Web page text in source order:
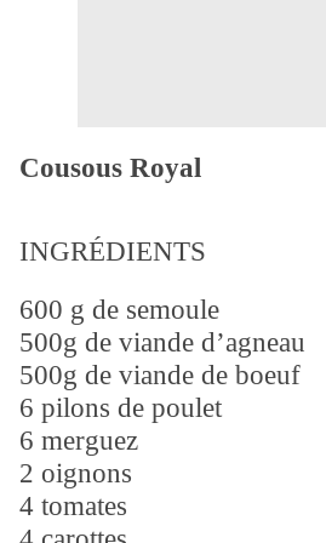
Cousous Royal
INGRÉDIENTS
600 g de semoule
500g de viande d’agneau
500g de viande de boeuf
6 pilons de poulet
6 merguez
2 oignons
4 tomates